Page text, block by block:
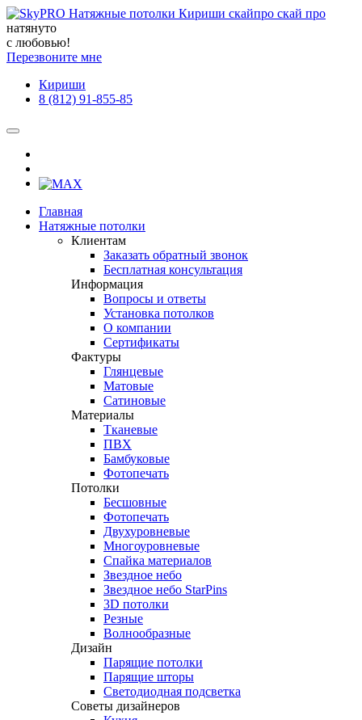
натянуто
с любовью!
Перезвоните мне
Кириши
8 (812) 91-855-85
Главная
Натяжные потолки
Клиентам
Заказать обратный звонок
Бесплатная консультация
Информация
Вопросы и ответы
Установка потолков
О компании
Сертификаты
Фактуры
Глянцевые
Матовые
Сатиновые
Материалы
Тканевые
ПВХ
Бамбуковые
Фотопечать
Потолки
Бесшовные
Фотопечать
Двухуровневые
Многоуровневые
Спайка материалов
Звездное небо
Звездное небо StarPins
3D потолки
Резные
Волнообразные
Дизайн
Парящие потолки
Парящие шторы
Светодиодная подсветка
Советы дизайнеров